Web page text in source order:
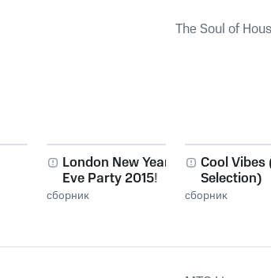
The Soul of
London New Years
Eve Party 2015!
сборник
Cool Vibes
Selection)
сборник